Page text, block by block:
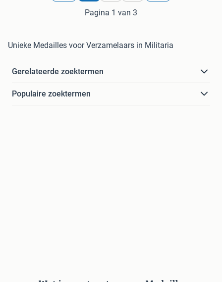
Pagina 1 van 3
Unieke Medailles voor Verzamelaars in Militaria
Gerelateerde zoektermen
Populaire zoektermen